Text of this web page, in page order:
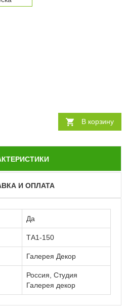
В корзину
И ОПЛАТА
Да
ТА1-150
Галерея Декор
Россия, Студия
Галерея декор